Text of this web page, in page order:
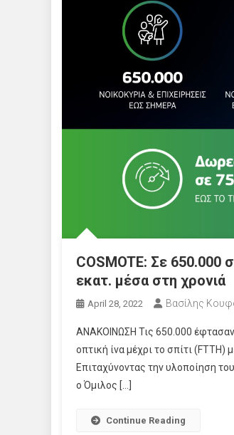
COSMOTE: Σε 650.000
εκατ. μέσα στη χρονιά
April 28, 2022 Βασίλης
ΑΝΑΚΟΙΝΩΣΗ Τις 650.000 έφτασαν
οπτική ίνα μέχρι το σπίτι
Επιταχύνοντας την υλοποίηση
ο Όμιλος […]
Continue Reading